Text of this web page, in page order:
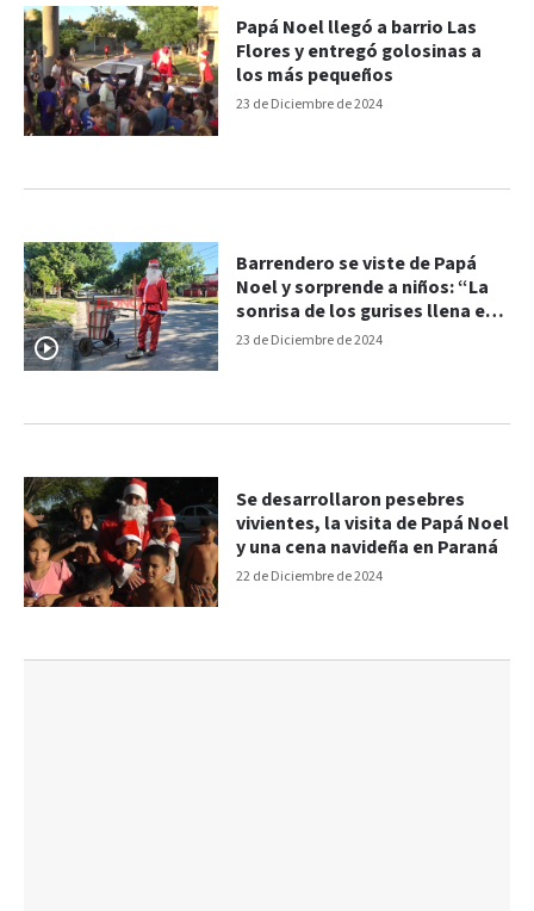
23 de Diciembre de 2024
Papá Noel llegó a barrio Las
Flores y entregó golosinas a
los más pequeños
23 de Diciembre de 2024
Barrendero se viste de Papá
Noel y sorprende a niños: “La
sonrisa de los gurises llena el
alma”
22 de Diciembre de 2024
Se desarrollaron pesebres
vivientes, la visita de Papá Noel
y una cena navideña en Paraná